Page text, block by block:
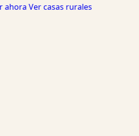
Ver disponibilidadEscapada romántica